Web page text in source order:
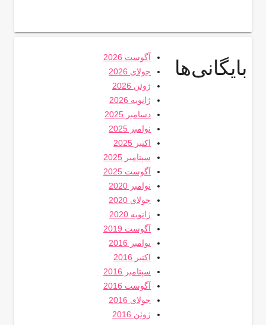
بایگانی‌ها
آگوست 2026
جولای 2026
ژوئن 2026
ژانویه 2026
دسامبر 2025
نوامبر 2025
اکتبر 2025
سپتامبر 2025
آگوست 2025
نوامبر 2020
جولای 2020
ژانویه 2020
آگوست 2019
نوامبر 2016
اکتبر 2016
سپتامبر 2016
آگوست 2016
جولای 2016
ژوئن 2016